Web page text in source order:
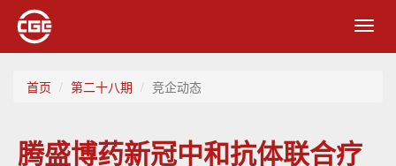
首页 第二十八期 竞企动态
腾盛博药新冠中和抗体联合疗